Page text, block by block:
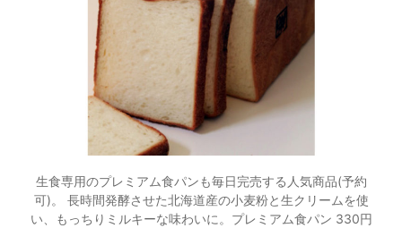
生食専用のプレミアム食パンも毎日完売する人気商品(予約
可)。 長時間発酵させた北海道産の小麦粉と生クリームを使
い、もっちりミルキーな味わいに。プレミアム食パン 330円